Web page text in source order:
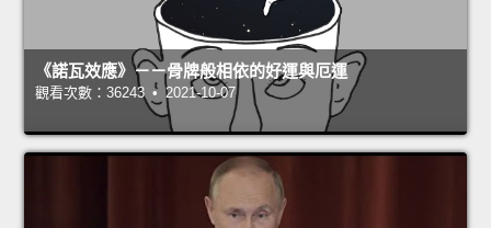
《諾瓦效應》－－骨牌般相依的好運與厄運
觀看次數：36243 • 2021-10-07